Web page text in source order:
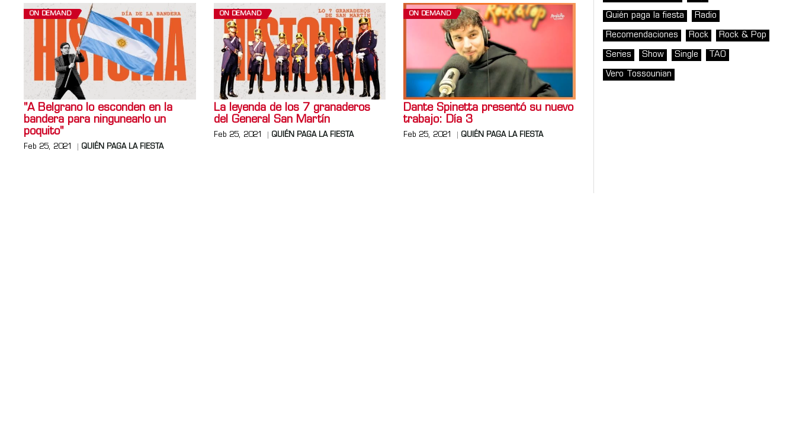
ON DEMAND
"A Belgrano lo esconden en la
bandera para ningunearlo un
poquito"
Feb 25, 2021 QUIÉN PAGA LA FIESTA
ON DEMAND
La leyenda de los 7 granaderos
del General San Martín
Feb 25, 2021 QUIÉN PAGA LA FIESTA
ON DEMAND
Dante Spinetta presentó su nuevo
trabajo: Día 3
Feb 25, 2021 QUIÉN PAGA LA FIESTA
Quién paga la fiesta Radio
Recomendaciones Rock Rock & Pop
Series Show Single TAO
Vero Tossounian